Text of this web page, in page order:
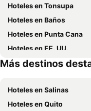
Hoteles en Tonsupa
Hoteles en Baños
Hoteles en Punta Cana
Hoteles en EE. UU.
Hoteles en Lima
Más destinos
Hoteles en Salinas
Hoteles en Quito